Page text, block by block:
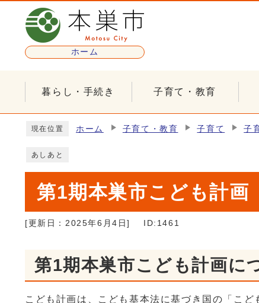
ページの先頭です
ホーム
暮らし・手続き 子育て・教育
現在位置 ホーム 子育て・教育 子育て 子
あしあと
第1期本巣市こども計画
[更新日： 2025年6月4日] ID:1461
第1期本巣市こども計画に
こども計画は、こども基本法に基づき国の「こ